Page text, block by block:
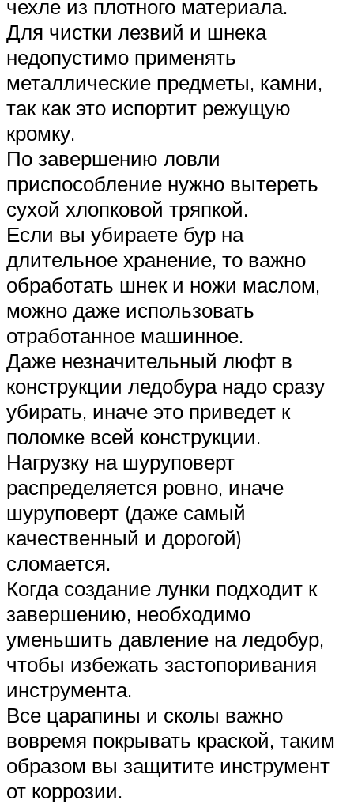
чехле из плотного материала.
Для чистки лезвий и шнека
недопустимо применять
металлические предметы, камни,
так как это испортит режущую
кромку.
По завершению ловли
приспособление нужно вытереть
сухой хлопковой тряпкой.
Если вы убираете бур на
длительное хранение, то важно
обработать шнек и ножи маслом,
можно даже использовать
отработанное машинное.
Даже незначительный люфт в
конструкции ледобура надо сразу
убирать, иначе это приведет к
поломке всей конструкции.
Нагрузку на шуруповерт
распределяется ровно, иначе
шуруповерт (даже самый
качественный и дорогой)
сломается.
Когда создание лунки подходит к
завершению, необходимо
уменьшить давление на ледобур,
чтобы избежать застопоривания
инструмента.
Все царапины и сколы важно
вовремя покрывать краской, таким
образом вы защитите инструмент
от коррозии.